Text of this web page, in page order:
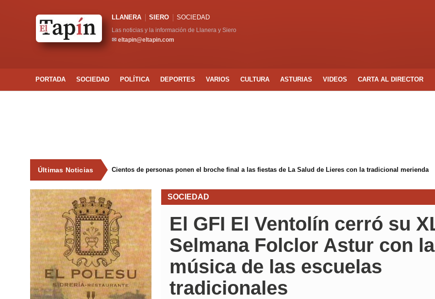
LLANERA SIERO SOCIEDAD
Las noticias y la información de Llanera y Siero
✉ eltapin@eltapin.com
PORTADA SOCIEDAD POLÍTICA DEPORTES VARIOS CULTURA ASTURIAS VIDEOS CARTA AL DIRECTOR
Últimas Noticias Cientos de personas ponen el broche final a las fiestas de La Salud de Lieres con la tradicional merienda
SOCIEDAD
El GFI El Ventolín cerró su
Selmana Folclor Astur con la
música de las escuelas
tradicionales